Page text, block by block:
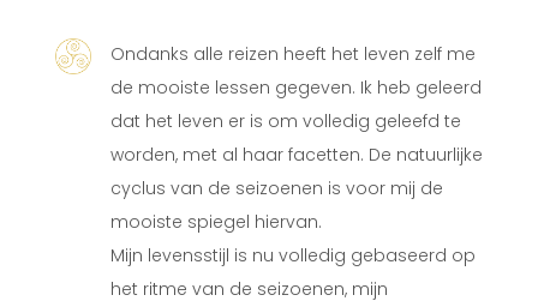
Ondanks alle reizen heeft het leven zelf me
de mooiste lessen gegeven. Ik heb geleerd
dat het leven er is om volledig geleefd te
worden, met al haar facetten. De natuurlijke
cyclus van de seizoenen is voor mij de
mooiste spiegel hiervan.
Mijn levensstijl is nu volledig gebaseerd op
het ritme van de seizoenen, mijn